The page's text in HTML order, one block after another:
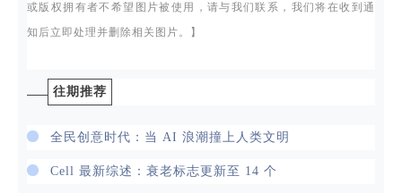
inner-circle-kt3tpgbs8
或版权拥有者不希望图片被使用，请与我们联系，我们将在收到通
知后立即处理并删除相关图片。】
往期推荐
全民创意时代：当 AI 浪潮撞上人类文明
Cell 最新综述：衰老标志更新至 14 个